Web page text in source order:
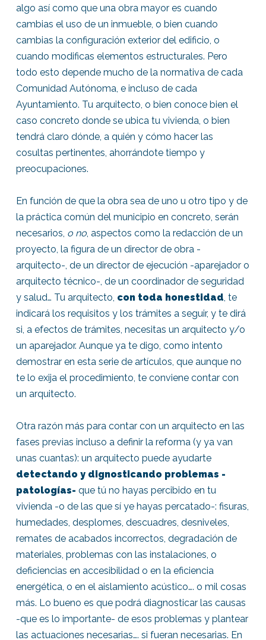
algo así como que una obra mayor es cuando
cambias el uso de un inmueble, o bien cuando
cambias la configuración exterior del edificio, o
cuando modificas elementos estructurales. Pero
todo esto depende mucho de la normativa de cada
Comunidad Autónoma, e incluso de cada
Ayuntamiento. Tu arquitecto, o bien conoce bien el
caso concreto donde se ubica tu vivienda, o bien
tendrá claro dónde, a quién y cómo hacer las
cosultas pertinentes, ahorrándote tiempo y
preocupaciones.
En función de que la obra sea de uno u otro tipo y de
la práctica común del municipio en concreto, serán
necesarios, o no, aspectos como la redacción de un
proyecto, la figura de un director de obra -
arquitecto-, de un director de ejecución -aparejador o
arquitecto técnico-, de un coordinador de seguridad
y salud… Tu arquitecto, con toda honestidad, te
indicará los requisitos y los trámites a seguir, y te dirá
si, a efectos de trámites, necesitas un arquitecto y/o
un aparejador. Aunque ya te digo, como intento
demostrar en esta serie de artículos, que aunque no
te lo exija el procedimiento, te conviene contar con
un arquitecto.
Otra razón más para contar con un arquitecto en las
fases previas incluso a definir la reforma (y ya van
unas cuantas): un arquitecto puede ayudarte
detectando y dignosticando problemas -
patologías- que tú no hayas percibido en tu
vivienda -o de las que sí ye hayas percatado-: fisuras,
humedades, desplomes, descuadres, desniveles,
remates de acabados incorrectos, degradación de
materiales, problemas con las instalaciones, o
deficiencias en accesibilidad o en la eficiencia
energética, o en el aislamiento acústico…. o mil cosas
más. Lo bueno es que podrá diagnosticar las causas
-que es lo importante- de esos problemas y plantear
las actuaciones necesarias…. si fueran necesarias. En